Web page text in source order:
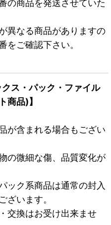
の商品を発送させていた
異なる商品がありますの
をご確認下さい。
クス・パック・ファイル
商品)】
が含まれる場合もござい
の微細な傷、品質変化が
ック系商品は通常の封入
ざいます。
交換はお受け出来ませ